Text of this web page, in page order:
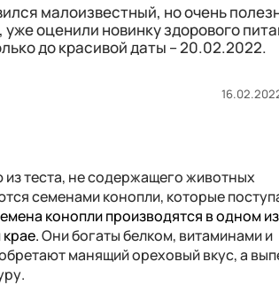
малоизвестный, но очень
оценили новинку здорового
до красивой даты – 20.02.2022.
из теста, не содержащего животных
семенами конопли, которые
емена конопли производятся в одном
крае.Они богаты белком, витаминами и
манящий ореховый вкус, а